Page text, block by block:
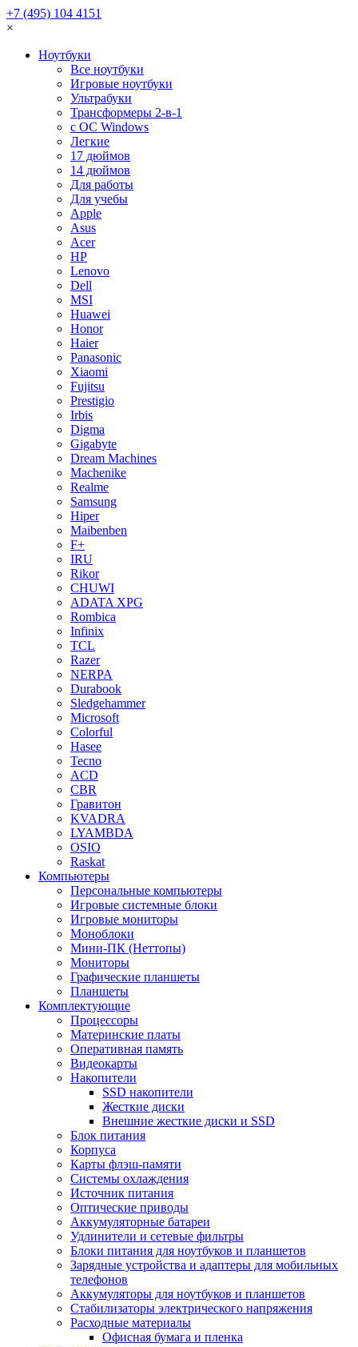
+7 (495) 104 4151
×
Ноутбуки
Все ноутбуки
Игровые ноутбуки
Ультрабуки
Трансформеры 2-в-1
с ОС Windows
Легкие
17 дюймов
14 дюймов
Для работы
Для учебы
Apple
Asus
Acer
HP
Lenovo
Dell
MSI
Huawei
Honor
Haier
Panasonic
Xiaomi
Fujitsu
Prestigio
Irbis
Digma
Gigabyte
Dream Machines
Machenike
Realme
Samsung
Hiper
Maibenben
F+
IRU
Rikor
CHUWI
ADATA XPG
Rombica
Infinix
TCL
Razer
NERPA
Durabook
Sledgehammer
Microsoft
Colorful
Hasee
Tecno
ACD
CBR
Гравитон
KVADRA
LYAMBDA
OSIO
Raskat
Компьютеры
Персональные компьютеры
Игровые системные блоки
Игровые мониторы
Моноблоки
Мини-ПК (Неттопы)
Мониторы
Графические планшеты
Планшеты
Комплектующие
Процессоры
Материнские платы
Оперативная память
Видеокарты
Накопители
SSD накопители
Жесткие диски
Внешние жесткие диски и SSD
Блок питания
Корпуса
Карты флэш-памяти
Системы охлаждения
Источник питания
Оптические приводы
Аккумуляторные батареи
Удлинители и сетевые фильтры
Блоки питания для ноутбуков и планшетов
Зарядные устройства и адаптеры для мобильных
телефонов
Аккумуляторы для ноутбуков и планшетов
Стабилизаторы электрического напряжения
Расходные материалы
Офисная бумага и пленка